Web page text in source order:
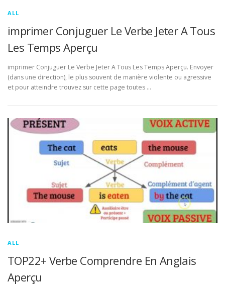
ALL
imprimer Conjuguer Le Verbe Jeter A Tous
Les Temps Aperçu
imprimer Conjuguer Le Verbe Jeter A Tous Les Temps Aperçu. Envoyer
(dans une direction), le plus souvent de manière violente ou agressive
et pour atteindre trouvez sur cette page toutes …
ALL
TOP22+ Verbe Comprendre En Anglais
Aperçu